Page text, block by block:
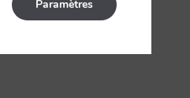
» ? Il
Paramètres